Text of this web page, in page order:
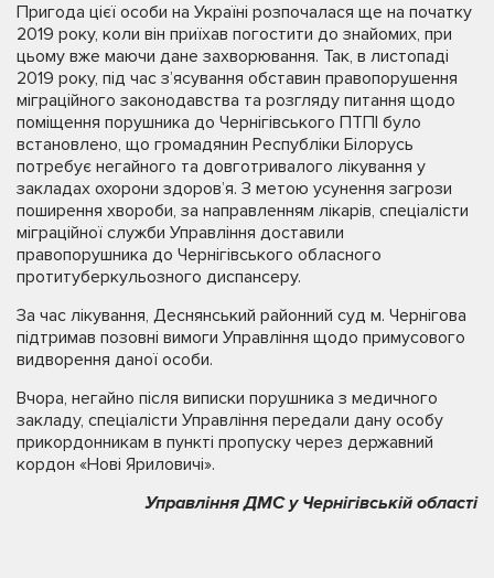
Пригода цієї особи на Україні розпочалася ще на початку
2019 року, коли він приїхав погостити до знайомих, при
цьому вже маючи дане захворювання. Так, в листопаді
2019 року, під час з’ясування обставин правопорушення
міграційного законодавства та розгляду питання щодо
поміщення порушника до Чернігівського ПТПІ було
встановлено, що громадянин Республіки Білорусь
потребує негайного та довготривалого лікування у
закладах охорони здоров’я. З метою усунення загрози
поширення хвороби, за направленням лікарів, спеціалісти
міграційної служби Управління доставили
правопорушника до Чернігівського обласного
протитуберкульозного диспансеру.
За час лікування, Деснянський районний суд м. Чернігова
підтримав позовні вимоги Управління щодо примусового
видворення даної особи.
Вчора, негайно після виписки порушника з медичного
закладу, спеціалісти Управління передали дану особу
прикордонникам в пункті пропуску через державний
кордон «Нові Яриловичі».
Управління ДМС у Чернігівській області